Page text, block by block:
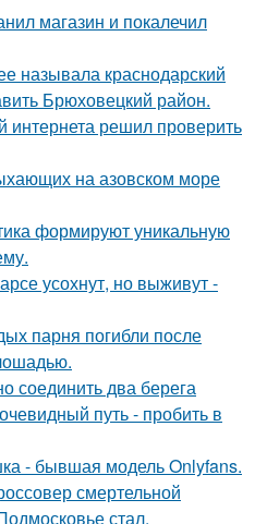
магазин и покалечил
называла краснодарский
Брюховецкий район.
интернета решил проверить
на азовском море
формируют уникальную
усохнут, но выживут -
парня погибли после
соединить два берега
путь - пробить в
- бывшая модель Onlyfans.
смертельной
стал.